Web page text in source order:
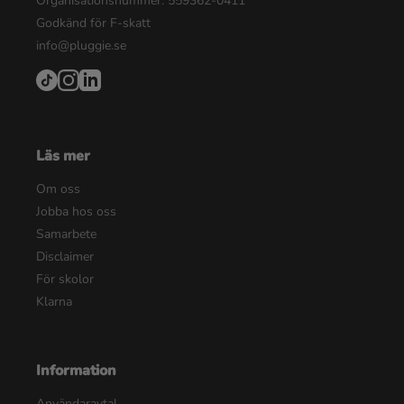
Godkänd för F-skatt
info@pluggie.se
Läs mer
Om oss
Jobba hos oss
Samarbete
Disclaimer
För skolor
Klarna
Information